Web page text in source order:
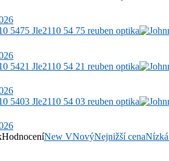
HodnoceníNew VNovýNejnižší cenaNízká